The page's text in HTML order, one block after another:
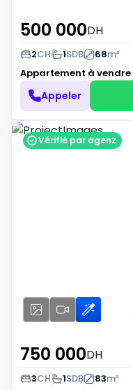
500 000DH
2CH 1SDB 68m²
Appartement à vendre
Appeler
Vérifié par agenz
750 000DH
3CH 1SDB 83m²